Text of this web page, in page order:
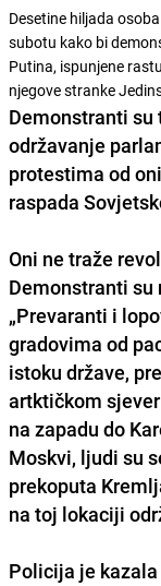
Desetine hiljada
subotu kako bi
Putina, ispunjene
njegove stranke
Demonstranti
održavanje
protestima od
raspada
Oni ne traže
Demonstranti su
„Prevaranti i
gradovima od
istoku države,
artktičkom
na zapadu do
Moskvi, ljudi su
prekoputa
na toj lokaciji
Policija je